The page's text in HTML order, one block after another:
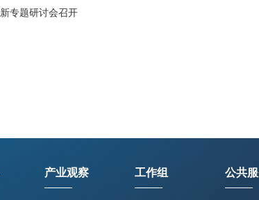
专题研讨会召开
产业观察 工作组 公共